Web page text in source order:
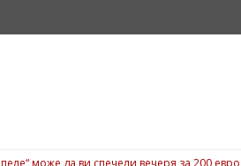
може да ви спечели вечеря за 200